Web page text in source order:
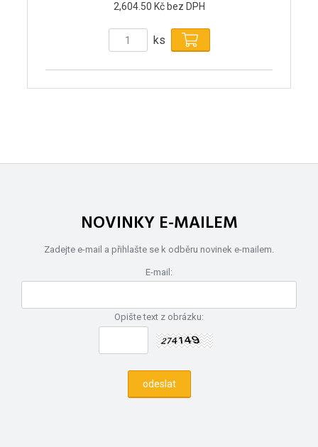
2,604.50 Kč bez DPH
ks
NOVINKY E-MAILEM
Zadejte e-mail a přihlašte se k odběru novinek e-mailem.
E-mail:
Opište text z obrázku: